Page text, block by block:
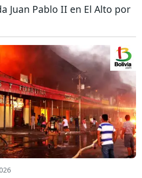
Juan Pablo II en El Alto por